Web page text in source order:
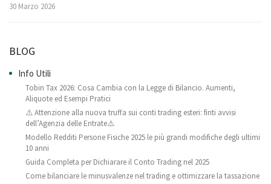
30 Marzo 2026
BLOG
Info Utili
Tobin Tax 2026: Cosa Cambia con la Legge di Bilancio. Aumenti,
Aliquote ed Esempi Pratici
⚠️ Attenzione alla nuova truffa sui conti trading esteri: finti avvisi
dell’Agenzia delle Entrate⚠️
Modello Redditi Persone Fisiche 2025 le più grandi modifiche degli ultimi
10 anni
Guida Completa per Dichiarare il Conto Trading nel 2025
Come bilanciare le minusvalenze nel trading e ottimizzare la tassazione